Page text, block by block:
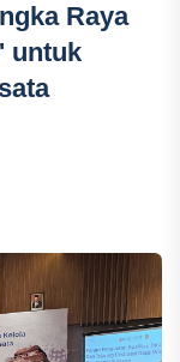
Raya
untuk